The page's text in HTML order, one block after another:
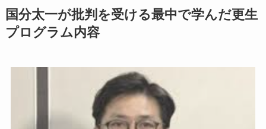
国分太一が批判を受ける最中で学んだ更生
プログラム内容